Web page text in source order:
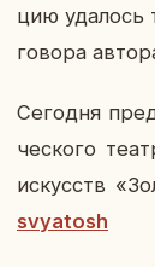
цию уда­лось
го­во­ра
Се­го­дня
че­ско­го
ис­кусств
svyatosh